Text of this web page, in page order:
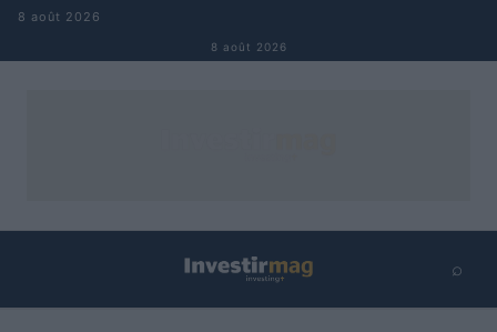
Aller au contenu
8 août 2026
8 août 2026
⌕